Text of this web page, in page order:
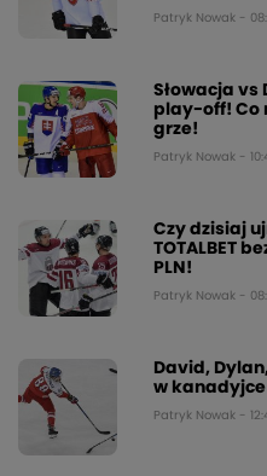
Patryk Nowak -
Słowacja vs
play-off! Co
grze!
Patryk Nowak -
Czy dzisiaj
TOTALBET
PLN!
Patryk Nowak -
David,
w kanadyjce
Patryk Nowak -